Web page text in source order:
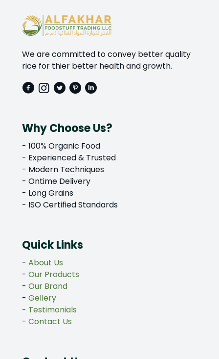
We are committed to convey better quality
rice for thier better health and growth.
Why Choose Us?
- 100% Organic Food
- Experienced & Trusted
- Modern Techniques
- Ontime Delivery
- Long Grains
- ISO Certified Standards
Quick Links
- About Us
- Our Products
- Our Brand
- Gellery
- Testimonials
- Contact Us